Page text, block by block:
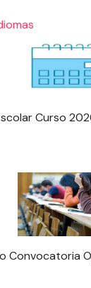
Curso
Convocatoria